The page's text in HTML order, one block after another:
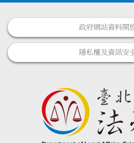
政府網站資料開
隱私權及資訊安